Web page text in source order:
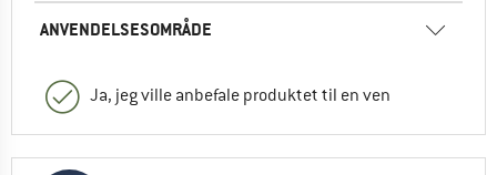
ANVENDELSESOMRÅDE
Ja, jeg ville anbefale produktet til en ven